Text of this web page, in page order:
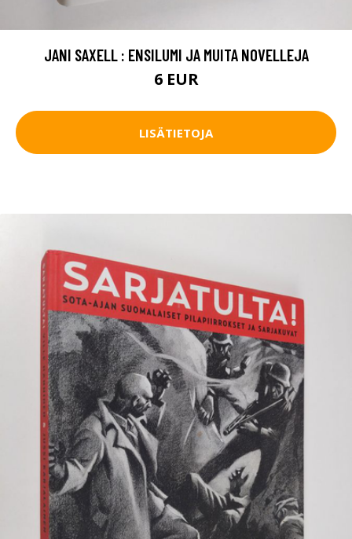
JANI SAXELL : ENSILUMI JA MUITA NOVELLEJA
6 EUR
LISÄTIETOJA